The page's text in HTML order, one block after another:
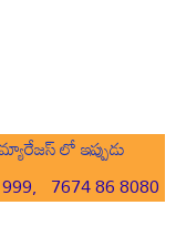
లో ఇప్పుడు
7674 86 8080